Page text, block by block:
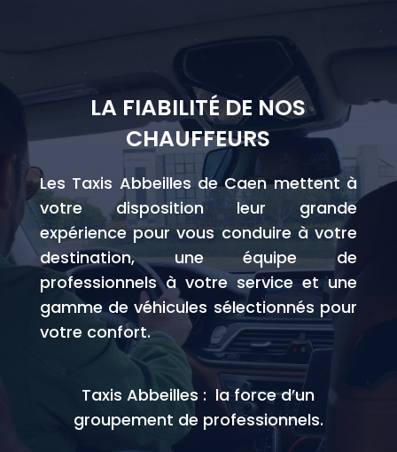
LA FIABILITÉ DE NOS
CHAUFFEURS
Les Taxis Abbeilles de Caen mettent à
votre disposition leur grande
expérience pour vous conduire à votre
destination, une équipe de
professionnels à votre service et une
gamme de véhicules sélectionnés pour
votre confort.
Taxis Abbeilles : la force d’un
groupement de professionnels.